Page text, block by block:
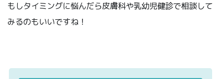
もしタイミングに悩んだら皮膚科や乳幼児健診で相談して
みるのもいいですね！